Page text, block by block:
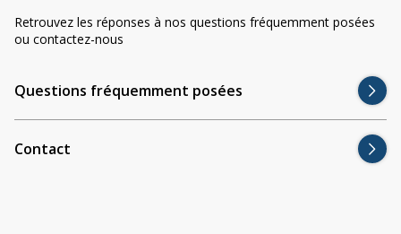
Retrouvez les réponses à nos questions fréquemment posées
ou contactez-nous
Questions fréquemment posées
Contact